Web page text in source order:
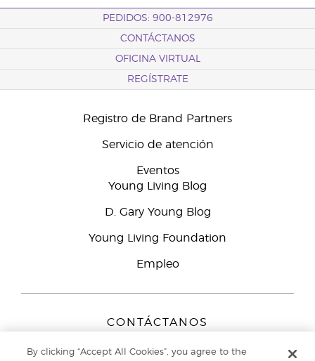
PEDIDOS: 900-812976
CONTÁCTANOS
OFICINA VIRTUAL
REGÍSTRATE
Registro de Brand Partners
Servicio de atención
Eventos
Young Living Blog
D. Gary Young Blog
Young Living Foundation
Empleo
CONTÁCTANOS
Peizerweg 97
By clicking “Accept All Cookies”, you agree to the